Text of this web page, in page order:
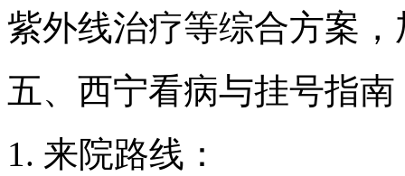
紫外线治疗等综合方案
五、西宁看病与挂号指南
1. 来院路线：